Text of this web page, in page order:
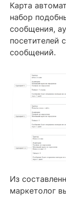
Карта
набор
сообщения,
посетителей
сообщений.
Из
маркетолог